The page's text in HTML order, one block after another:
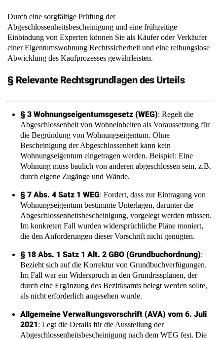
Durch eine sorgfältige Prüfung der
Abgeschlossenheitsbescheinigung und eine frühzeitige
Einbindung von Experten können Sie als Käufer oder Verkäufer
einer Eigentumswohnung Rechtssicherheit und eine reibungslose
Abwicklung des Kaufprozesses gewährleisten.
§ Relevante Rechtsgrundlagen des Urteils
§ 3 Wohnungseigentumsgesetz (WEG): Regelt die
Abgeschlossenheit von Wohneinheiten als Voraussetzung für
die Begründung von Wohnungseigentum. Ohne
Bescheinigung der Abgeschlossenheit kann kein
Wohnungseigentum eingetragen werden. Beispiel: Eine
Wohnung muss baulich von anderen abgeschlossen sein, z.B.
durch eigene Zugänge und Wände.
§ 7 Abs. 4 Satz 1 WEG: Fordert, dass zur Eintragung von
Wohnungseigentum bestimmte Unterlagen, darunter die
Abgeschlossenheitsbescheinigung, vorgelegt werden müssen.
Im konkreten Fall wurden widersprüchliche Pläne moniert,
die den Anforderungen dieser Vorschrift nicht genügten.
§ 18 Abs. 1 Satz 1 Alt. 2 GBO (Grundbuchordnung):
Bezieht sich auf die Korrektur von Grundbuchverfügungen.
Im Fall war ein Widerspruch in den Grundrissplänen, der
durch eine Ergänzung des Bezirksamts belegt werden sollte,
als nicht erforderlich angesehen wurde.
Allgemeine Verwaltungsvorschrift (AVA) vom 6. Juli
2021: Legt die Details für die Ausstellung der
Abgeschlossenheitsbescheinigung nach dem WEG fest. Die